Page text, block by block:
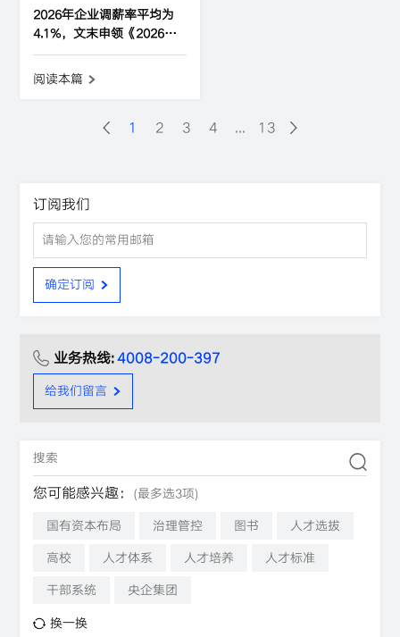
2026年企业调薪率平均为
4.1%，文末申领《2026年
人力资源市场关键指标调研
报告》
阅读本篇
1 2 3 4 ... 13
订阅我们
确定订阅
业务热线:4008-200-397
给我们留言
您可能感兴趣： (最多选3项)
国有资本布局 治理管控 图书 人才选拔
高校 人才体系 人才培养 人才标准
干部系统 央企集团
换一换